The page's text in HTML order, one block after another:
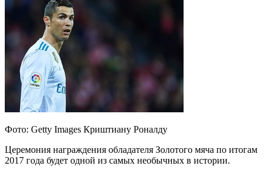
Фото: Getty Images Криштиану Роналду
Церемония награждения обладателя Золотого мяча по итогам
2017 года будет одной из самых необычных в истории.